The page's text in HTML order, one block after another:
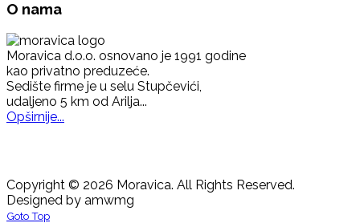
O nama
Moravica d.o.o. osnovano je 1991 godine
kao privatno preduzeće.
Sedište firme je u selu Stupčevići,
udaljeno 5 km od Arilja...
Opširnije...
Copyright © 2026 Moravica. All Rights Reserved.
Designed by amwmg
Goto Top